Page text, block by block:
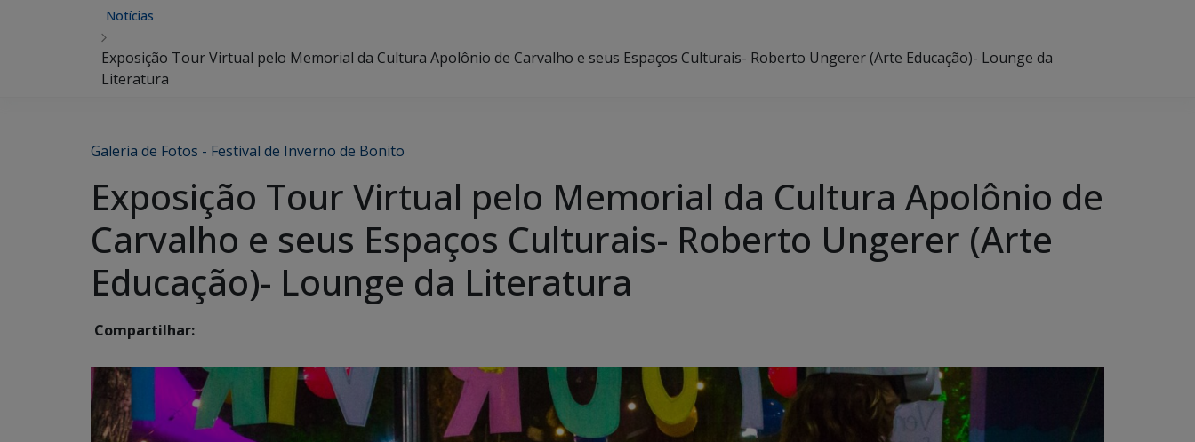
Notícias
Exposição Tour Virtual pelo Memorial da Cultura Apolônio de Carvalho e seus Espaços Culturais- Roberto Ungerer (Arte Educação)- Lounge da
Literatura
Galeria de Fotos - Festival de Inverno de Bonito
Exposição Tour Virtual pelo Memorial da Cultura Apolônio de
Carvalho e seus Espaços Culturais- Roberto Ungerer (Arte
Educação)- Lounge da Literatura
Compartilhar: